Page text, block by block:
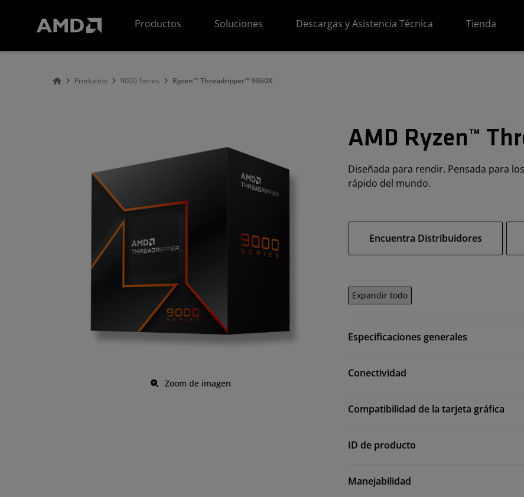
Productos
Soluciones Descargas y Asistencia Técnica Tienda
Productos 9000 Series Ryzen™ Threadripper™ 9960X
Zoom de imagen
AMD Ryzen™
Diseñada para rendir. Pensada para
rápido del mundo.
Encuentra Distribuidores
Expandir todo
Especificaciones generales
Conectividad
Compatibilidad de la tarjeta gráfica
ID de producto
Manejabilidad